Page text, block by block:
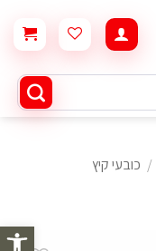
פתח
/ כובעי קיץ